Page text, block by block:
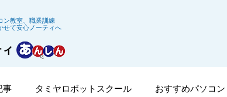
ン教室、職業訓練
せて安心ノーティへ
事 タミヤロボットスクール おすすめパソコン